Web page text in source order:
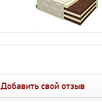
Добавить свой отзыв